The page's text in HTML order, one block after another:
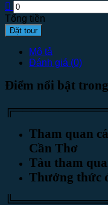
Tổng tiền
Đặt tour
Mô tả
Đánh giá (0)
Điểm nổi bật
Tham quan
Cần Thơ
Tàu tham
Thưởng thức